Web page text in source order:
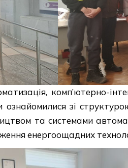
комп’ютерно-
зі
та системами
енергоощадних